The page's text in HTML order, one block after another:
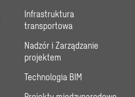
Infrastruktura
transportowa
Nadzór i Zarządzanie
projektem
Technologia BIM